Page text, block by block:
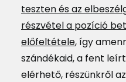
teszten és az
részvétel a pozíció
előfeltétele, így
szándékaid, a fent
elérhető, részünkről